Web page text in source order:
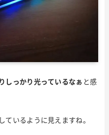
しっかり光っているなぁ と感
いるように見えますね。